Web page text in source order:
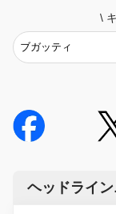
\
ヘッドライ